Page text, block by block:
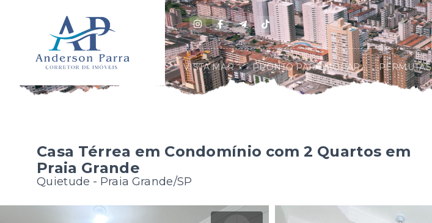
VISTA MAR PRONTO PARA MORAR PERMUTAS
Casa Térrea em Condomínio com 2 Quartos em
Praia Grande
Quietude - Praia Grande/SP